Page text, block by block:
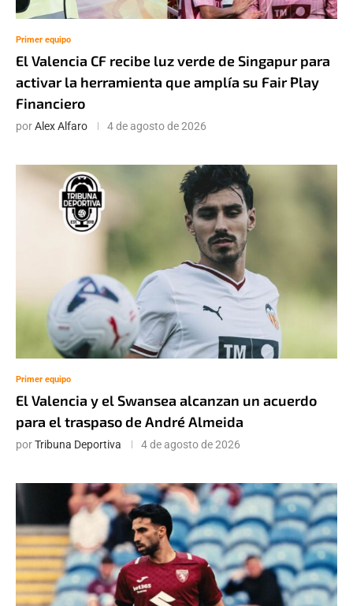
Primer equipo
El Valencia CF recibe luz verde de Singapur para
activar la herramienta que amplía su Fair Play
Financiero
porAlex Alfaro 4 de agosto de 2026
Primer equipo
El Valencia y el Swansea alcanzan un acuerdo
para el traspaso de André Almeida
porTribuna Deportiva 4 de agosto de 2026